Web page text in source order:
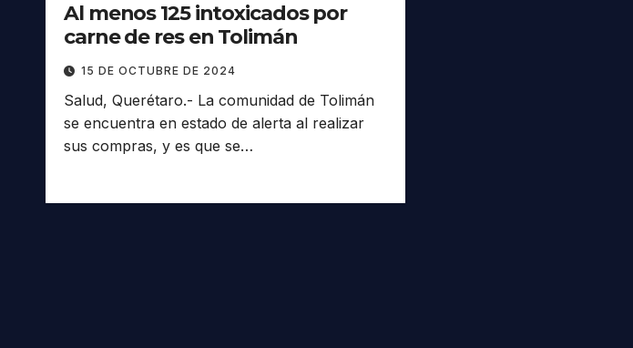
Al menos 125 intoxicados por
carne de res en Tolimán
15 DE OCTUBRE DE 2024
Salud, Querétaro.- La comunidad de Tolimán
se encuentra en estado de alerta al realizar
sus compras, y es que se…